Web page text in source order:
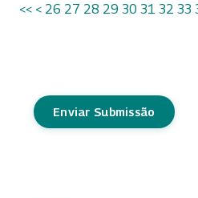
<< < 26 27 28 29 30 31 32 33
Enviar Submissão